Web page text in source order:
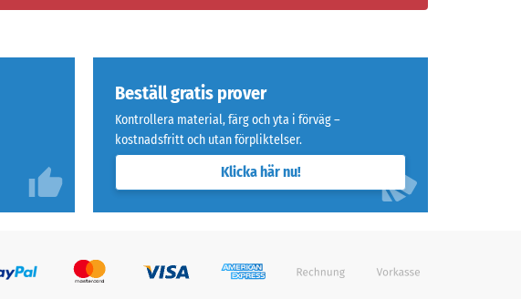
Beställ gratis prover
Kontrollera material, färg och yta i förväg –
kostnadsfritt och utan förpliktelser.
Klicka här nu!